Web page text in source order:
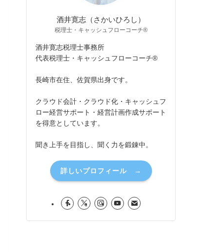
酒井寛志（さかいひろし）
税理士・キャッシュフローコーチ®
酒井寛志税理士事務所
代表税理士・キャッシュフローコーチ®
長崎市在住、佐賀県出身です。
クラウド会計・クラウド化・キャッシュフ
ロー経営サポート・経営計画作成サポート
を得意としています。
聞き上手を目指し、聞く力を鍛錬中。
詳しいプロフィール →